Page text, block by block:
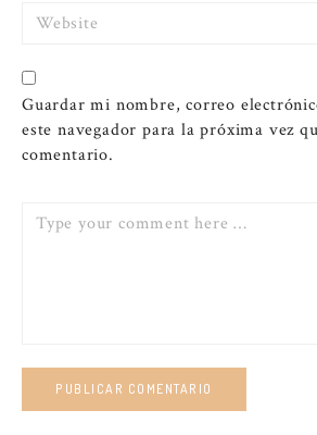
Website
Guardar mi nombre, correo
este navegador para la próxima vez
comentario.
Comment